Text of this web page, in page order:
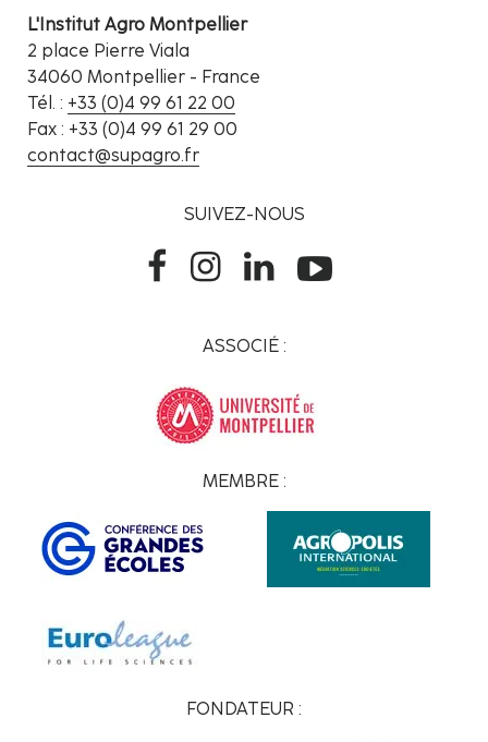
L'Institut Agro Montpellier
2 place Pierre Viala
34060 Montpellier - France
Tél. : +33 (0)4 99 61 22 00
Fax : +33 (0)4 99 61 29 00
contact@supagro.fr
SUIVEZ-NOUS
ASSOCIÉ :
MEMBRE :
FONDATEUR :